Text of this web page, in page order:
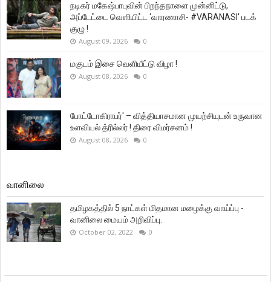
நடிகர் மகேஷ்பாபுவின் பிறந்தநாளை முன்னிட்டு,
அப்டேட்டை வெளியிட்ட 'வாரணாசி- #VARANASI' படக்
குழு !
August 09, 2026 0
மகுடம் இசை வெளியீட்டு விழா !
August 08, 2026 0
போட்டோகிராபர்' – வித்தியாசமான முயற்சியுடன் உருவான
உளவியல் த்ரில்லர் ! திரை விமர்சனம் !
August 08, 2026 0
வானிலை
தமிழகத்தில் 5 நாட்கள் மிதமான மழைக்கு வாய்ப்பு -
வானிலை மையம் அறிவிப்பு.
October 02, 2022 0